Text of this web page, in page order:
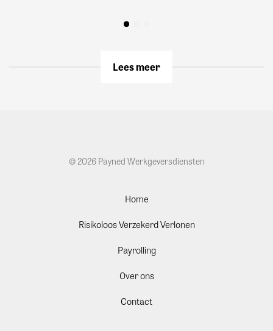
Lees meer
© 2026 Payned Werkgeversdiensten
Home
Risikoloos Verzekerd Verlonen
Payrolling
Over ons
Contact